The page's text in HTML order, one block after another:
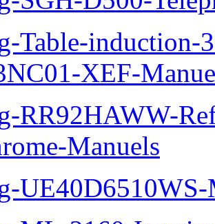
Table-
XEF-
RR92HAWW-
Manuels
UE40D6510WS-